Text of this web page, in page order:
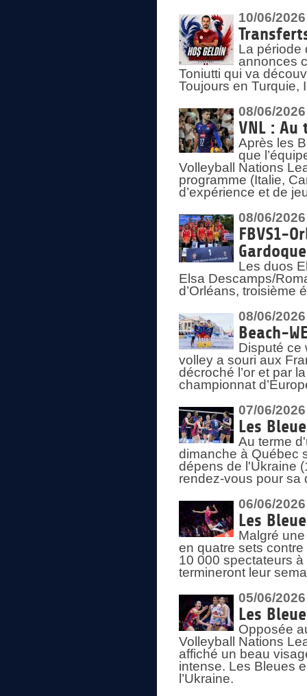
10/06/2026
La période
annonces
Toniutti qui va
Toujours en Turquie,
08/06/2026
VNL : Au
Après les
que
Volleyball Nations
programme (Italie,
d’expérience et de
08/06/2026
FBVS1-
Les duos
Elsa Descamps/
d’Orléans, troisième
08/06/2026
Beach-
Disputé ce
volley a souri aux
décroché l’or et par
championnat
07/06/2026
Les
Au terme
dimanche à Québec
dépens de l'Ukraine
rendez-vous pour sa
06/06/2026
Les
Malgré
en quatre sets
10 000 spectateurs
termineront leur
05/06/2026
Les
Opposée
Volleyball Nations
affiché un beau
intense. Les Bleues
l’Ukraine.